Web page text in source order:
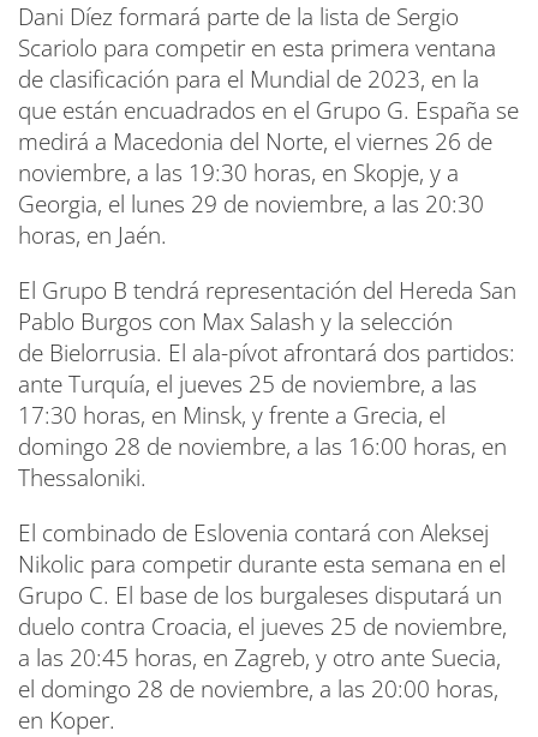
Dani Díez formará parte de la lista de Sergio
Scariolo para competir en esta primera ventana
de clasificación para el Mundial de 2023, en la
que están encuadrados en el Grupo G. España se
medirá a Macedonia del Norte, el viernes 26 de
noviembre, a las 19:30 horas, en Skopje, y a
Georgia, el lunes 29 de noviembre, a las 20:30
horas, en Jaén.
El Grupo B tendrá representación del Hereda San
Pablo Burgos con Max Salash y la selección
de Bielorrusia. El ala-pívot afrontará dos partidos:
ante Turquía, el jueves 25 de noviembre, a las
17:30 horas, en Minsk, y frente a Grecia, el
domingo 28 de noviembre, a las 16:00 horas, en
Thessaloniki.
El combinado de Eslovenia contará con Aleksej
Nikolic para competir durante esta semana en el
Grupo C. El base de los burgaleses disputará un
duelo contra Croacia, el jueves 25 de noviembre,
a las 20:45 horas, en Zagreb, y otro ante Suecia,
el domingo 28 de noviembre, a las 20:00 horas,
en Koper.